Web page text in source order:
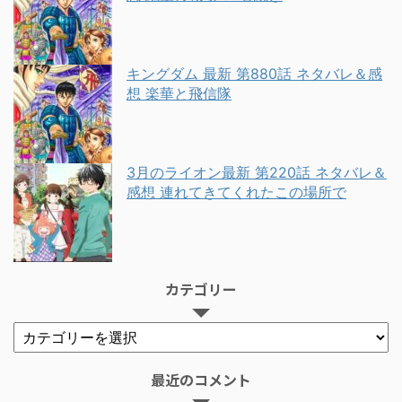
キングダム 最新 第880話 ネタバレ＆感
想 楽華と飛信隊
3月のライオン最新 第220話 ネタバレ＆
感想 連れてきてくれたこの場所で
カテゴリー
最近のコメント